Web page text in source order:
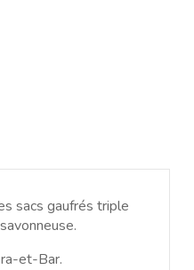
sacs gaufrés triple
et-Bar.